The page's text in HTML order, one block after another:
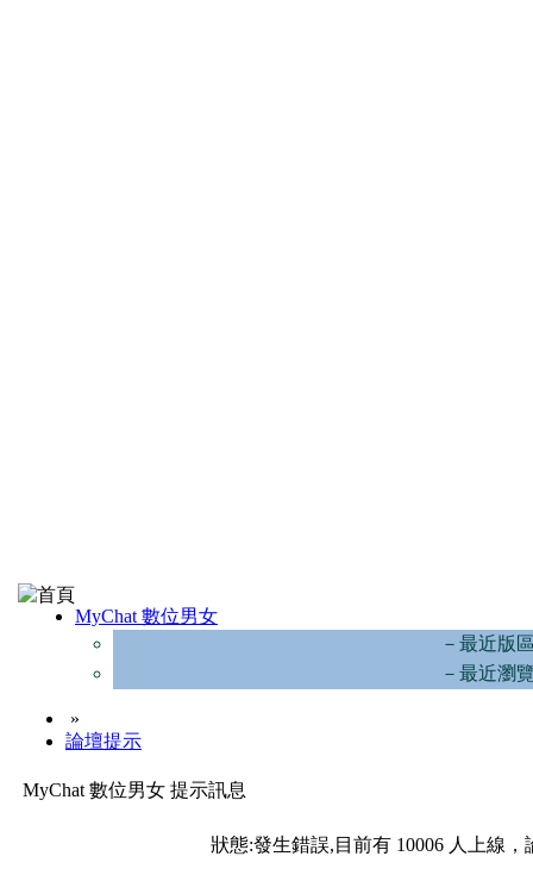
MyChat 數位男女
－最近版
－最近瀏
»
論壇提示
MyChat 數位男女 提示訊息
狀態:發生錯誤,目前有 10006 人上線